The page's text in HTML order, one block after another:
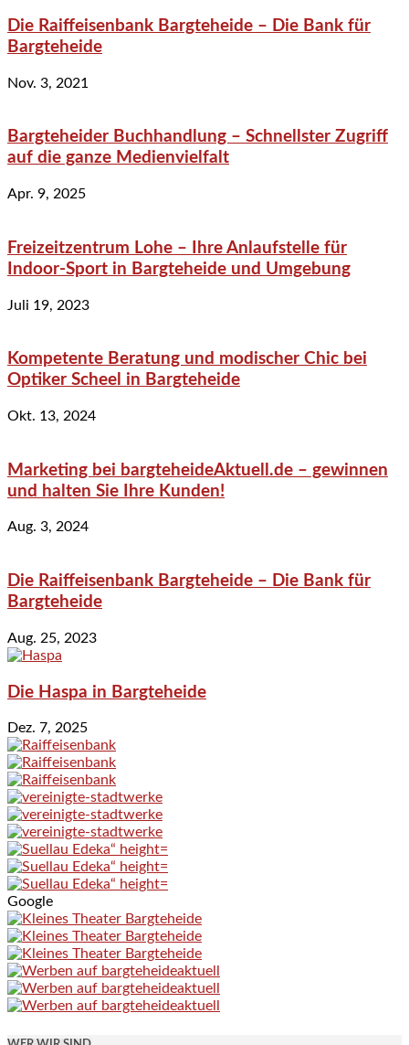
Die Raiffeisenbank Bargteheide – Die Bank für
Bargteheide
Nov. 3, 2021
Bargteheider Buchhandlung – Schnellster Zugriff
auf die ganze Medienvielfalt
Apr. 9, 2025
Freizeitzentrum Lohe – Ihre Anlaufstelle für
Indoor-Sport in Bargteheide und Umgebung
Juli 19, 2023
Kompetente Beratung und modischer Chic bei
Optiker Scheel in Bargteheide
Okt. 13, 2024
Marketing bei bargteheideAktuell.de – gewinnen
und halten Sie Ihre Kunden!
Aug. 3, 2024
Die Raiffeisenbank Bargteheide – Die Bank für
Bargteheide
Aug. 25, 2023
Die Haspa in Bargteheide
Dez. 7, 2025
Google